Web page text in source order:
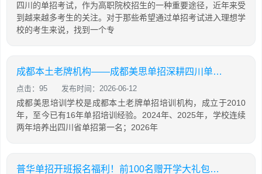
四川的单招考试，作为高职院校招生的一种重要途径，近年来受
到越来越多考生的关注。对于那些希望通过单招考试进入理想学
校的考生来说，找到一个专
成都本土老牌机构——成都美思单招深耕四川单招16年，助力学生录取公办院校！
点击：95 发布时间：2026-06-12
成都美思培训学校是成都本土老牌单招培训机构，成立于2010
年，至今已有16年单招培训经验。2024年、2025年，学校连续
两年培养出四川省单招第一名；2026年
普华单招开班报名福利！前100名赠开学大礼包，含床上用品，棉服，先到先得！